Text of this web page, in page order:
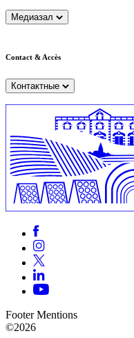
Медиазал
Contact & Accès
Контактные
Footer Mentions
©2026